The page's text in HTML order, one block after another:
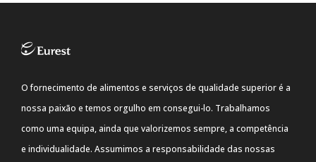
O fornecimento de alimentos e serviços de qualidade superior é a
nossa paixão e temos orgulho em consegui-lo. Trabalhamos
como uma equipa, ainda que valorizemos sempre, a competência
e individualidade. Assumimos a responsabilidade das nossas